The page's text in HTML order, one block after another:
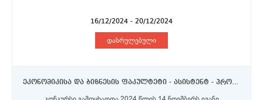
16/12/2024 - 20/12/2024
დასრულებული
ეკონომიკისა და ბიზნესის ფაკულტეტი - ასისტენტ - პროფესორი (კატეგორია „ა“)